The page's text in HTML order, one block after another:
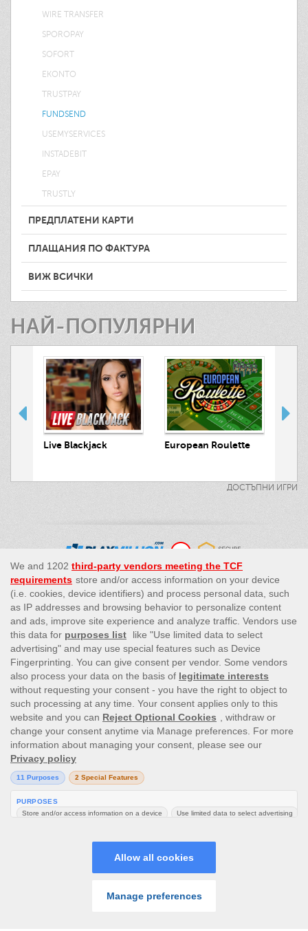
WIRE TRANSFER
SPOROPAY
SOFORT
EKONTO
TRUSTPAY
FUNDSEND
USEMYSERVICES
INSTADEBIT
EPAY
TRUSTLY
ПРЕДПЛАТЕНИ КАРТИ
ПЛАЩАНИЯ ПО ФАКТУРА
ВИЖ ВСИЧКИ
НАЙ-ПОПУЛЯРНИ
Live Blackjack European Roulette
ДОСТЪПНИ ИГРИ
This site’s operations are regulated by the Malta Gaming
Authority and is operated by Skill On Net Limited, Office 1/5297
Level G, Quantum House, 75, Abate Rigord Street, Ta’ Xbiex, XBX
1120, Malta, under the gaming license issued by the Malta
Gaming Authority (license number MGA/CRP/171/2009/01)
issued on 1 August 2018.
Gambling can be addictive, please play responsibly.
Please note that all game images and provider icons displayed on
the logout page are for illustrative purposes only. Some of the
games shown may not be live or available on the logged-in
platform for your country or account.